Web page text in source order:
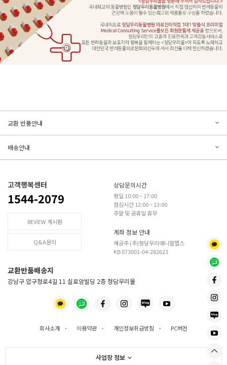
등록된 문의가 없습니다.
등록된 리뷰가 없습니다.
교환 반품안내
배송안내
고객행복센터
1544-2079
REVIEW 게시판
Q&A문의
상담문의시간
평일 10:00 ~ 17:00
점심시간 12:00 ~ 13:00
주말 및 공휴일 휴무
계좌 정보 안내
예금주 (주)청담우리애니멀헬스
KB 073001-04-282623
교환반품배송지
강남구 압구정로4길 11 실로암빌딩 2층 청담우리몰
회사소개 · 이용약관 · 개인정보취급방침 · PC버전
사업장 정보